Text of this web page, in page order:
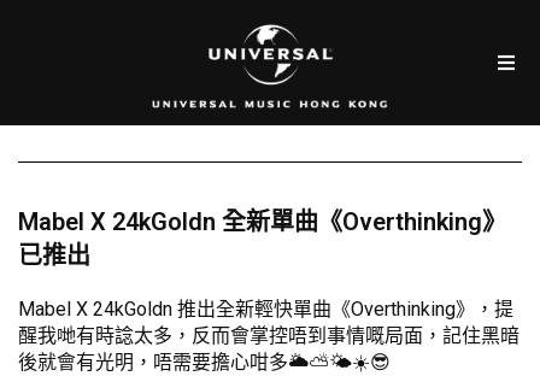
Mabel X 24kGoldn 全新單曲《Overthinking》
已推出
Mabel X 24kGoldn 推出全新輕快單曲《Overthinking》，提
醒我哋有時諗太多，反而會掌控唔到事情嘅局面，記住黑暗
後就會有光明，唔需要擔心咁多🌥️⛅🌤️☀️😎